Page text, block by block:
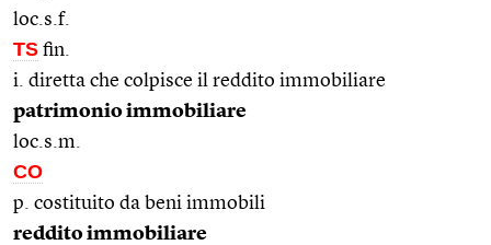
loc.s.f.
TS fin.
i. diretta che colpisce il reddito immobiliare
patrimonio immobiliare
loc.s.m.
CO
p. costituito da beni immobili
reddito immobiliare